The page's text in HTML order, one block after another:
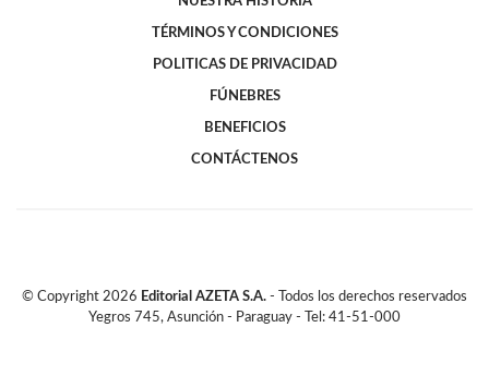
TÉRMINOS Y CONDICIONES
POLITICAS DE PRIVACIDAD
FÚNEBRES
BENEFICIOS
CONTÁCTENOS
© Copyright 2026 Editorial AZETA S.A. - Todos los derechos reservados
Yegros 745, Asunción - Paraguay - Tel: 41-51-000